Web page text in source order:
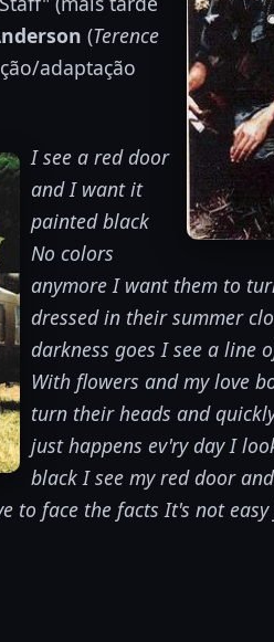
(Terence
adaptação
I see a red door
and I want it
painted black
No colors
anymore I want them to
dressed in their summer
darkness goes I see a line
With flowers and my love
turn their heads and
just happens ev'ry day I
black I see my red door
to face the facts It's not